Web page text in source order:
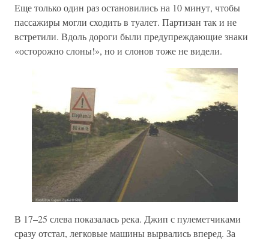
Еще только один раз остановились на 10 минут, чтобы
пассажиры могли сходить в туалет. Партизан так и не
встретили. Вдоль дороги были предупреждающие знаки
«осторожно слоны!», но и слонов тоже не видели.
В 17–25 слева показалась река. Джип с пулеметчиками
сразу отстал, легковые машины вырвались вперед. За